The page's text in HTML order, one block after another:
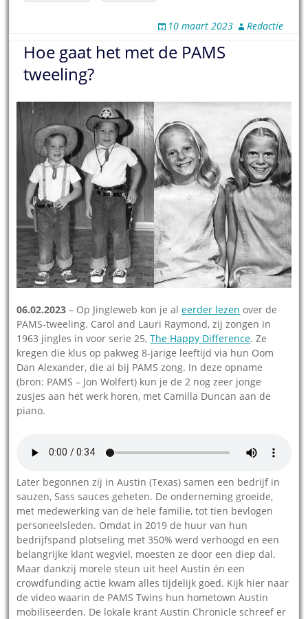
10 maart 2023 Redactie
Hoe gaat het met de PAMS
tweeling?
06.02.2023 – Op Jingleweb kon je aleerder lezen over de
PAMS-tweeling. Carol and Lauri Raymond, zij zongen in
1963 jingles in voor serie 25,The Happy Difference. Ze
kregen die klus op pakweg 8-jarige leeftijd via hun Oom
Dan Alexander, die al bij PAMS zong. In deze opname
(bron: PAMS – Jon Wolfert) kun je de 2 nog zeer jonge
zusjes aan het werk horen, met Camilla Duncan aan de
piano.
Later begonnen zij in Austin (Texas) samen een bedrijf in
sauzen, Sass sauces geheten. De onderneming groeide,
met medewerking van de hele familie, tot tien bevlogen
personeelsleden. Omdat in 2019 de huur van hun
bedrijfspand plotseling met 350% werd verhoogd en een
belangrijke klant wegviel, moesten ze door een diep dal.
Maar dankzij morele steun uit heel Austin én een
crowdfunding actie kwam alles tijdelijk goed. Kijk hier naar
de video waarin de PAMS Twins hun hometown Austin
mobiliseerden. De lokale krant Austin Chronicle schreef er